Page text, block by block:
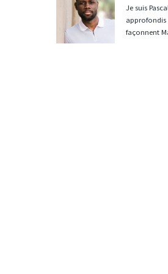
Je suis
approfondis
façonnent